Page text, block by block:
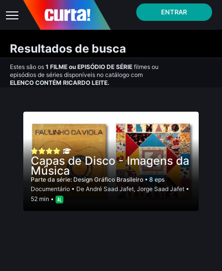
ENTRAR
Resultados de busca
Estes são os 1 FILME ou EPISÓDIO DE SÉRIE filmes ou
episódios de séries disponíveis no catálogo com
ELENCO CONTÉM RICARDO LEITE.
Capas de Disco - Imagens da
Música
Parte da série: Design Gráfico Brasileiro • 8 eps
Documentário • De André Saad Jafet, Jorge Saad Jafet •
52 min •